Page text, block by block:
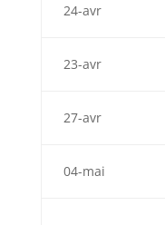
24-avr
23-avr
27-avr
04-mai